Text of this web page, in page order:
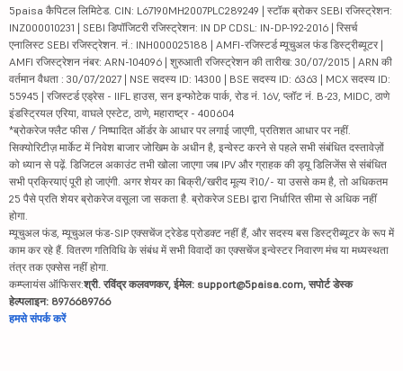
5paisa कैपिटल लिमिटेड. CIN: L67190MH2007PLC289249 | स्टॉक ब्रोकर SEBI रजिस्ट्रेशन:
INZ000010231 | SEBI डिपॉजिटरी रजिस्ट्रेशन: IN DP CDSL: IN-DP-192-2016 | रिसर्च
एनालिस्ट SEBI रजिस्ट्रेशन. नं.: INH000025188 | AMFI-रजिस्टर्ड म्यूचुअल फंड डिस्ट्रीब्यूटर |
AMFI रजिस्ट्रेशन नंबर: ARN-104096 | शुरुआती रजिस्ट्रेशन की तारीख: 30/07/2015 | ARN की
वर्तमान वैधता : 30/07/2027 | NSE सदस्य ID: 14300 | BSE सदस्य ID: 6363 | MCX सदस्य ID:
55945 | रजिस्टर्ड एड्रेस - IIFL हाउस, सन इन्फोटेक पार्क, रोड नं. 16V, प्लॉट नं. B-23, MIDC, ठाणे
इंडस्ट्रियल एरिया, वाघले एस्टेट, ठाणे, महाराष्ट्र - 400604
*ब्रोकरेज फ्लैट फीस / निष्पादित ऑर्डर के आधार पर लगाई जाएगी, प्रतिशत आधार पर नहीं.
सिक्योरिटीज़ मार्केट में निवेश बाजार जोखिम के अधीन है, इन्वेस्ट करने से पहले सभी संबंधित दस्तावेज़ों
को ध्यान से पढ़ें. डिजिटल अकाउंट तभी खोला जाएगा जब IPV और ग्राहक की ड्यू डिलिजेंस से संबंधित
सभी प्रक्रियाएं पूरी हो जाएंगी. अगर शेयर का बिक्री/खरीद मूल्य ₹10/- या उससे कम है, तो अधिकतम
25 पैसे प्रति शेयर ब्रोकरेज वसूला जा सकता है. ब्रोकरेज SEBI द्वारा निर्धारित सीमा से अधिक नहीं
होगा.
म्यूचुअल फंड, म्यूचुअल फंड-SIP एक्सचेंज ट्रेडेड प्रोडक्ट नहीं हैं, और सदस्य बस डिस्ट्रीब्यूटर के रूप में
काम कर रहे हैं. वितरण गतिविधि के संबंध में सभी विवादों का एक्सचेंज इन्वेस्टर निवारण मंच या मध्यस्थता
तंत्र तक एक्सेस नहीं होगा.
कम्प्लायंस ऑफिसर:श्री. रविंद्र कलवणकर, ईमेल: support@5paisa.com, सपोर्ट डेस्क
हेल्पलाइन: 8976689766
हमसे संपर्क करें